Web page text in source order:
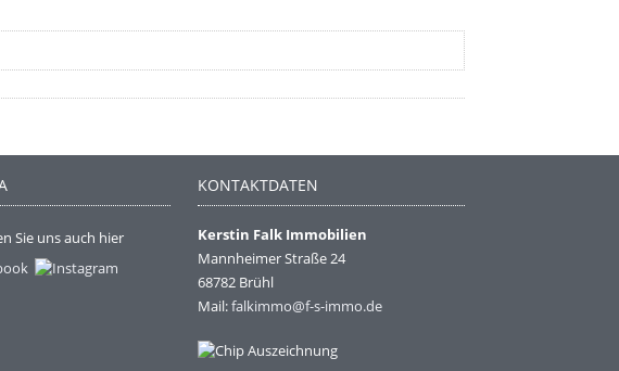
Sie uns auch hier
KONTAKTDATEN
Kerstin Falk Immobilien
Mannheimer Straße 24
68782 Brühl
Mail:falkimmo@f-s-immo.de